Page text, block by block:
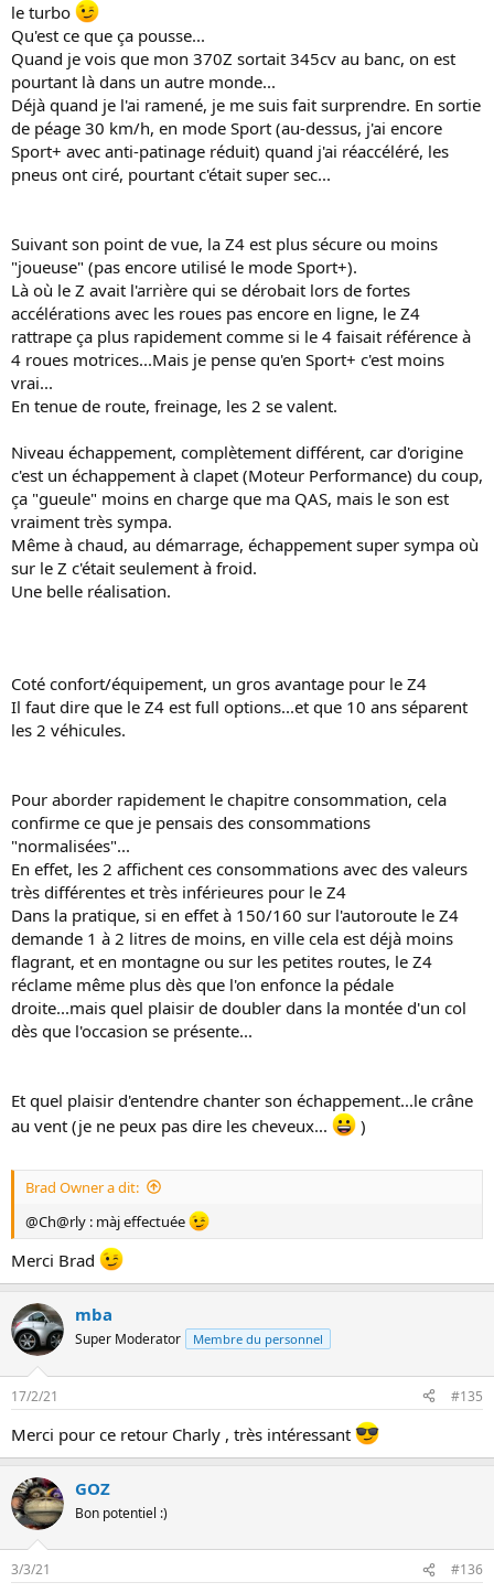
le turbo
Qu'est ce que ça pousse...
Quand je vois que mon 370Z sortait 345cv au banc, on est
pourtant là dans un autre monde...
Déjà quand je l'ai ramené, je me suis fait surprendre. En sortie
de péage 30 km/h, en mode Sport (au-dessus, j'ai encore
Sport+ avec anti-patinage réduit) quand j'ai réaccéléré, les
pneus ont ciré, pourtant c'était super sec...
Suivant son point de vue, la Z4 est plus sécure ou moins
"joueuse" (pas encore utilisé le mode Sport+).
Là où le Z avait l'arrière qui se dérobait lors de fortes
accélérations avec les roues pas encore en ligne, le Z4
rattrape ça plus rapidement comme si le 4 faisait référence à
4 roues motrices...Mais je pense qu'en Sport+ c'est moins
vrai...
En tenue de route, freinage, les 2 se valent.
Niveau échappement, complètement différent, car d'origine
c'est un échappement à clapet (Moteur Performance) du coup,
ça "gueule" moins en charge que ma QAS, mais le son est
vraiment très sympa.
Même à chaud, au démarrage, échappement super sympa où
sur le Z c'était seulement à froid.
Une belle réalisation.
Coté confort/équipement, un gros avantage pour le Z4
Il faut dire que le Z4 est full options...et que 10 ans séparent
les 2 véhicules.
Pour aborder rapidement le chapitre consommation, cela
confirme ce que je pensais des consommations
"normalisées"...
En effet, les 2 affichent ces consommations avec des valeurs
très différentes et très inférieures pour le Z4
Dans la pratique, si en effet à 150/160 sur l'autoroute le Z4
demande 1 à 2 litres de moins, en ville cela est déjà moins
flagrant, et en montagne ou sur les petites routes, le Z4
réclame même plus dès que l'on enfonce la pédale
droite...mais quel plaisir de doubler dans la montée d'un col
dès que l'occasion se présente...
Et quel plaisir d'entendre chanter son échappement...le crâne
au vent (je ne peux pas dire les cheveux...
)
Brad Owner a dit:
@Ch@rly : màj effectuée
Merci Brad
mba
Super Moderator Membre du personnel
17/2/21 #135
Merci pour ce retour Charly , très intéressant
GOZ
Bon potentiel :)
3/3/21 #136